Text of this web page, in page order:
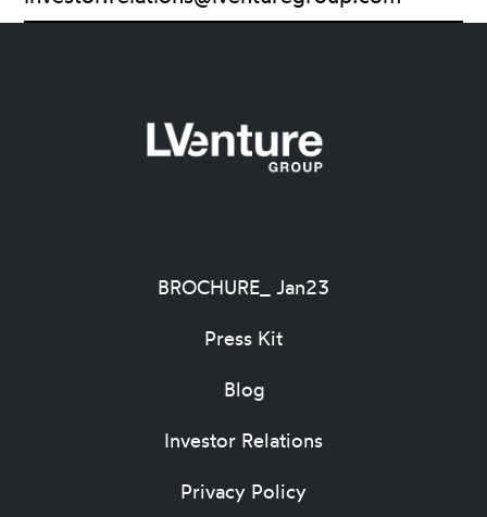
Aumento di capitale
Benefici fiscali
BROCHURE_ Jan23
Press Kit
Blog
Investor Relations
Privacy Policy